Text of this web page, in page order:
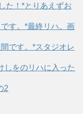
た！*とりあえずお
す。*最終リハ。画
です。*スタジオレ
をのリハに入った
2